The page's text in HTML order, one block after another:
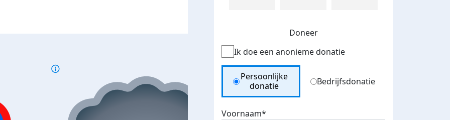
Doneer
Ik doe een anonieme donatie
Donation Type
Persoonlijke
donatie
Bedrijfsdonatie
Voornaam*